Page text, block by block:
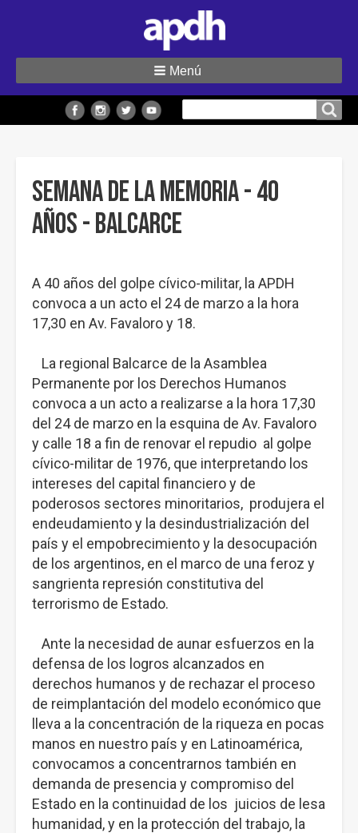
sitio
Menú
Semana de la Memoria - 40
Años - Balcarce
A 40 años del golpe cívico-militar, la APDH
convoca a un acto el 24 de marzo a la hora
17,30 en Av. Favaloro y 18.
La regional Balcarce de la Asamblea
Permanente por los Derechos Humanos
convoca a un acto a realizarse a la hora 17,30
del 24 de marzo en la esquina de Av. Favaloro
y calle 18 a fin de renovar el repudio al golpe
cívico-militar de 1976, que interpretando los
intereses del capital financiero y de
poderosos sectores minoritarios, produjera el
endeudamiento y la desindustrialización del
país y el empobrecimiento y la desocupación
de los argentinos, en el marco de una feroz y
sangrienta represión constitutiva del
terrorismo de Estado.
Ante la necesidad de aunar esfuerzos en la
defensa de los logros alcanzados en
derechos humanos y de rechazar el proceso
de reimplantación del modelo económico que
lleva a la concentración de la riqueza en pocas
manos en nuestro país y en Latinoamérica,
convocamos a concentrarnos también en
demanda de presencia y compromiso del
Estado en la continuidad de los juicios de lesa
humanidad, y en la protección del trabajo, la